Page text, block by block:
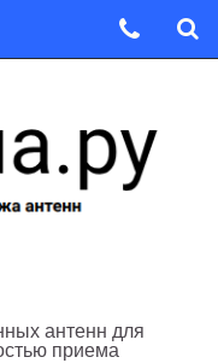
антенн для
приема